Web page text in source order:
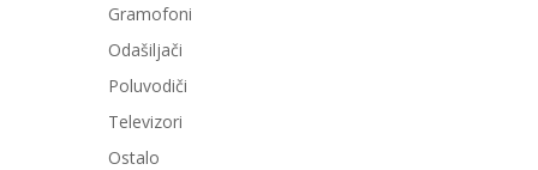
Gramofoni
Odašiljači
Poluvodiči
Televizori
Ostalo